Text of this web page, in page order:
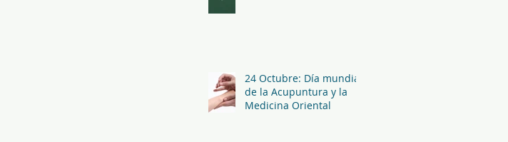
24 Octubre: Día mundial
de la Acupuntura y la
Medicina Oriental